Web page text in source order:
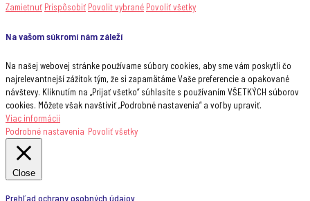
Zamietnuť Prispôsobiť Povolit vybrané Povoliť všetky
Na vašom súkromí nám záleží
Na našej webovej stránke používame súbory cookies, aby sme vám poskytli čo
najrelevantnejší zážitok tým, že si zapamätáme Vaše preferencie a opakované
návštevy. Kliknutím na „Prijať všetko“ súhlasíte s používaním VŠETKÝCH súborov
cookies. Môžete však navštíviť „Podrobné nastavenia“ a voľby upraviť.
Viac informácii
Podrobné nastavenia Povoliť všetky
Close
Prehľad ochrany osobných údajov